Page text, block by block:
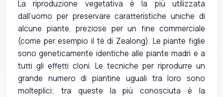
La riproduzione vegetativa è la più utilizzata
dall’uomo per preservare caratteristiche uniche di
alcune piante, preziose per un fine commerciale
(come per esempio il tè di Zealong). Le piante figlie
sono geneticamente identiche alle piante madri e a
tutti gli effetti cloni. Le tecniche per riprodurre un
grande numero di piantine uguali tra loro sono
molteplici; tra queste la più conosciuta è la